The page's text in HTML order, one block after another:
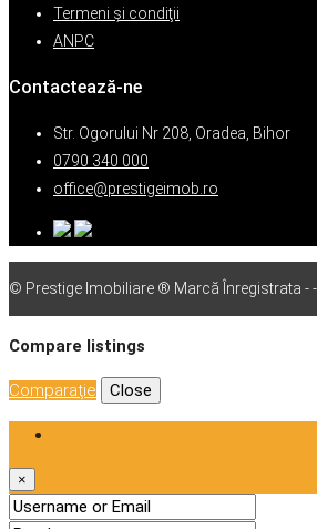
Termeni şi condiţii
ANPC
Contactează-ne
Str. Ogorului Nr 208, Oradea, Bihor
0790 340 000
office@prestigeimob.ro
© Prestige Imobiliare ® Marcă Înregistrata -
Compare listings
Comparaţie Close
×